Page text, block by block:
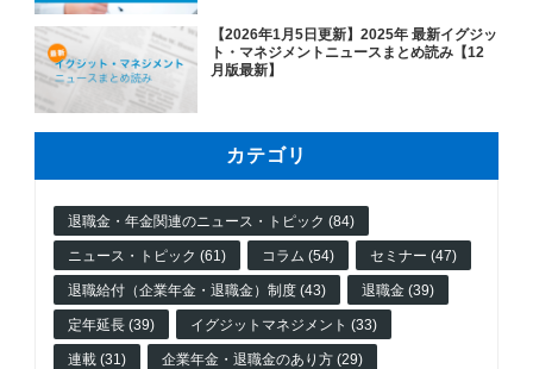
【2026年1月5日更新】2025年 最新イグジッ
ト・マネジメントニュースまとめ読み【12
月版最新】
カテゴリ
退職金・年金関連のニュース・トピック (84)
ニュース・トピック (61) コラム (54) セミナー (47)
退職給付（企業年金・退職金）制度 (43) 退職金 (39)
定年延長 (39) イグジットマネジメント (33)
連載 (31) 企業年金・退職金のあり方 (29)